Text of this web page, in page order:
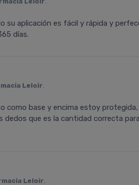
su aplicación es fácil y rápida y
días.
Leloir.
como base y encima estoy
que es la cantidad correcta
Leloir.